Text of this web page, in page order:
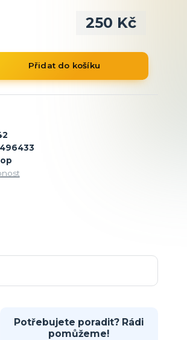
250 Kč
Přidat do košíku
Potřebujete poradit? Rádi
pomůžeme!